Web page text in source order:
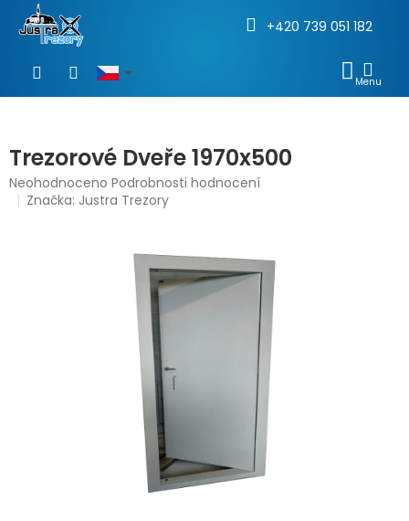
obsah
+420 739 051 182
Trezorové Dveře 1970x500
Průměrné
hodnocení
Neohodnoceno Podrobnosti hodnocení
Značka: Justra Trezory